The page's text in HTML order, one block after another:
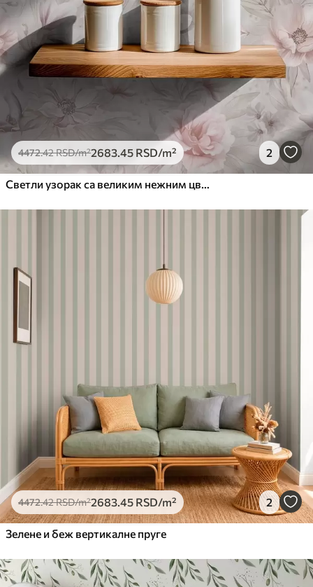
4472.42RSD/m²2683.45 RSD/m² 2
Светли узорак са великим нежним цвећем
4472.42RSD/m²2683.45 RSD/m² 2
Зелене и беж вертикалне пруге